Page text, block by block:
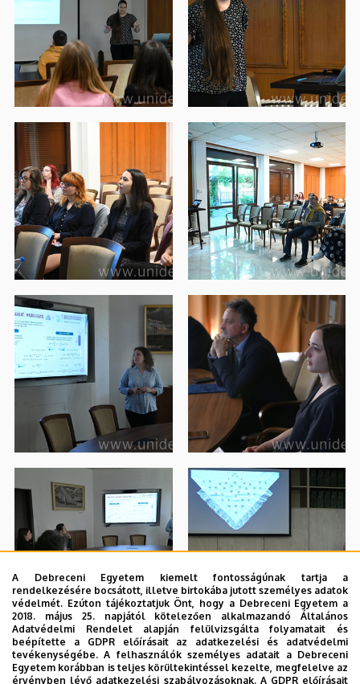
A Debreceni Egyetem kiemelt fontosságúnak tartja a
rendelkezésére bocsátott, illetve birtokába jutott személyes adatok
védelmét. Ezúton tájékoztatjuk Önt, hogy a Debreceni Egyetem a
2018. május 25. napjától kötelezően alkalmazandó Általános
Adatvédelmi Rendelet alapján felülvizsgálta folyamatait és
beépítette a GDPR előírásait az adatkezelési és adatvédelmi
tevékenységébe. A felhasználók személyes adatait a Debreceni
Egyetem korábban is teljes körültekintéssel kezelte, megfelelve az
érvényben lévő adatkezelési szabályozásoknak. A GDPR előírásait